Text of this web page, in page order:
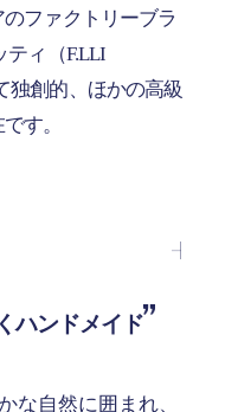
ファクトリーブラ
ティ（F.LLI
独創的、ほかの高級
す。
ハンドメイド
な自然に囲まれ、